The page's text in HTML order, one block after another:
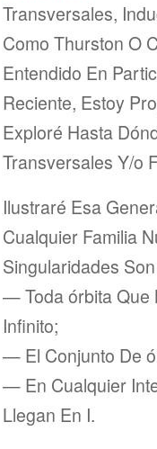
Transversales,
Como Thurston O
Entendido En
Reciente, Estoy
Exploré Hasta
Transversales Y/o
Ilustraré Esa
Cualquier Familia
Singularidades
— Toda órbita Que
Infinito;
— El Conjunto De
— En Cualquier
Llegan En I.